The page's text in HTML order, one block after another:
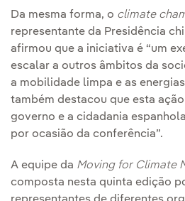
Da mesma forma, o climate
representante da Presidência
afirmou que a iniciativa é “um
escalar a outros âmbitos da
a mobilidade limpa e as
também destacou que esta
governo e a cidadania
por ocasião da conferência”.
A equipe da Moving for Climate
composta nesta quinta edição